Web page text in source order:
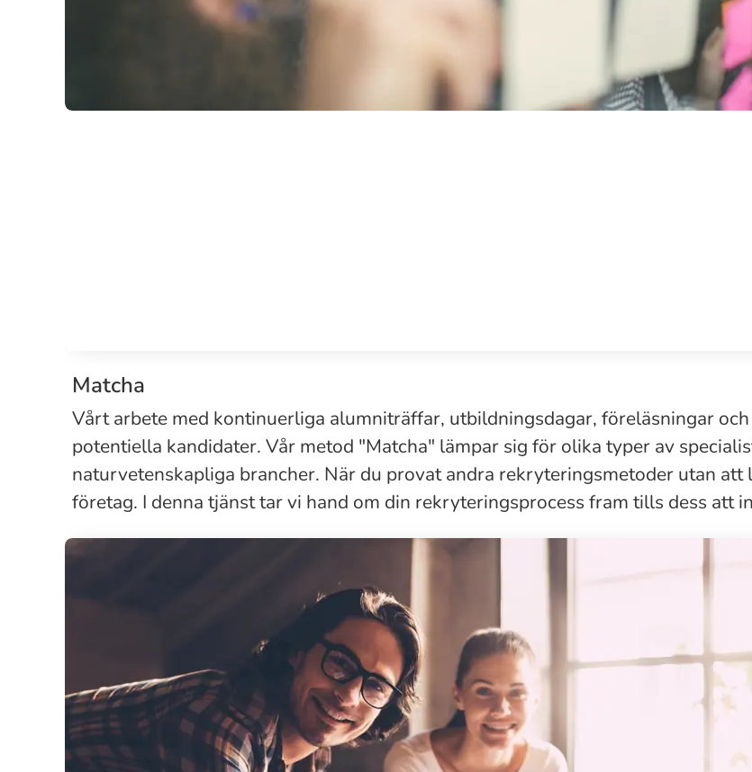
Matcha
Vårt arbete med kontinuerliga alumniträffar, utbildningsdagar, föreläsningar
potentiella kandidater. Vår metod "Matcha" lämpar sig för olika typer av
naturvetenskapliga brancher. När du provat andra rekryteringsmetoder utan
företag. I denna tjänst tar vi hand om din rekryteringsprocess fram tills dess att